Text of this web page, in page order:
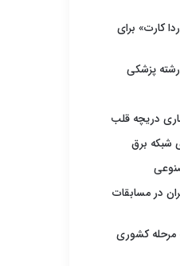
کارت» برای
دریچه قلب
شبکه برق
در مسابقات
به مرحله کشوری